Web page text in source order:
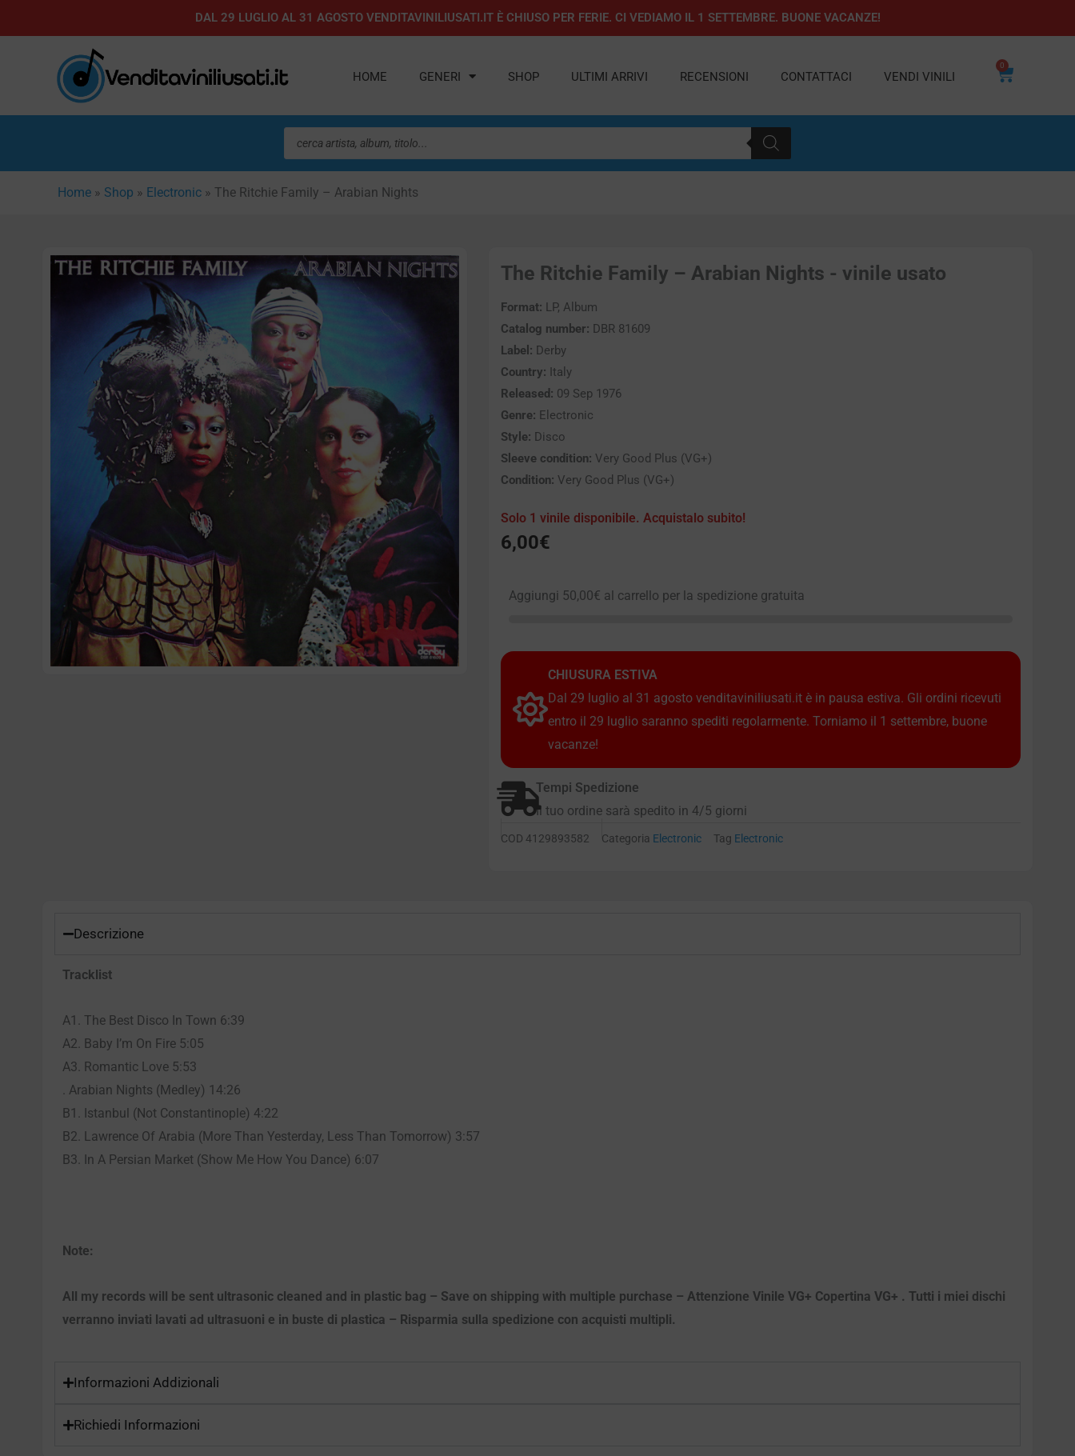
al
DAL 29 LUGLIO AL 31 AGOSTO VENDITAVINILIUSATI.IT È CHIUSO PER FERIE. CI VEDIAMO IL 1 SETTEMBRE. BUONE VACANZE!
HOME GENERI SHOP ULTIMI ARRIVI RECENSIONI CONTATTACI VENDI VINILI
0
Carrello
Ricerca
prodotti
Home » Shop » Electronic » The Ritchie Family – Arabian Nights
The Ritchie Family – Arabian Nights - vinile usato
Format: LP, Album
Catalog number: DBR 81609
Label: Derby
Country: Italy
Released: 09 Sep 1976
Genre: Electronic
Style: Disco
Sleeve condition: Very Good Plus (VG+)
Condition: Very Good Plus (VG+)
Solo 1 vinile disponibile. Acquistalo subito!
6,00€
Aggiungi 50,00€ al carrello per la spedizione gratuita
CHIUSURA ESTIVA
Dal 29 luglio al 31 agosto venditaviniliusati.it è in pausa estiva. Gli ordini ricevuti
entro il 29 luglio saranno spediti regolarmente. Torniamo il 1 settembre, buone
vacanze!
Tempi Spedizione
Il tuo ordine sarà spedito in 4/5 giorni
COD 4129893582 Categoria Electronic Tag Electronic
Descrizione
Tracklist
A1. The Best Disco In Town 6:39
A2. Baby I’m On Fire 5:05
A3. Romantic Love 5:53
. Arabian Nights (Medley) 14:26
B1. Istanbul (Not Constantinople) 4:22
B2. Lawrence Of Arabia (More Than Yesterday, Less Than Tomorrow) 3:57
B3. In A Persian Market (Show Me How You Dance) 6:07
Note:
All my records will be sent ultrasonic cleaned and in plastic bag – Save on shipping with multiple purchase – Attenzione Vinile VG+ Copertina VG+ . Tutti i miei dischi
verranno inviati lavati ad ultrasuoni e in buste di plastica – Risparmia sulla spedizione con acquisti multipli.
Informazioni Addizionali
Richiedi Informazioni